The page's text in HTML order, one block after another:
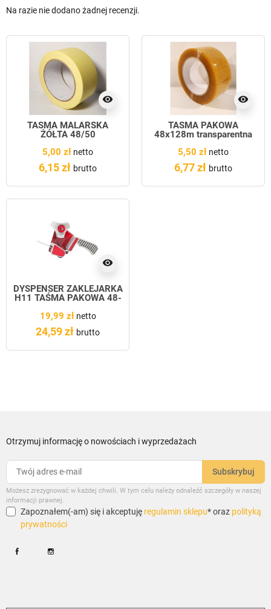
Na razie nie dodano żadnej recenzji.
visibility
TAŚMA MALARSKA
ŻÓŁTA 48/50
5,00 zł netto
6,15 zł brutto
visibility
TAŚMA PAKOWA
48x128m transparentna
5,50 zł netto
6,77 zł brutto
visibility
DYSPENSER ZAKLEJARKA
H11 TAŚMA PAKOWA 48-
19,99 złnetto
24,59 zł brutto
Otrzymuj informację o nowościach i wyprzedażach
Możesz zrezygnować w każdej chwili. W tym celu należy odnaleźć szczegóły w naszej
informacji prawnej.
Zapoznałem(-am) się i akceptuję regulamin sklepu* oraz polityką
prywatności